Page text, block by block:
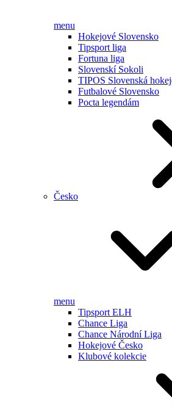
menu
Hokejové Slovensko
Tipsport liga
Fortuna liga
Slovenskí Sokoli
TIPOS Slovenská
Futbalové Slovensko
Pocta legendám
Česko
menu
Tipsport ELH
Chance Liga
Chance Národní Liga
Hokejové Česko
Klubové kolekcie